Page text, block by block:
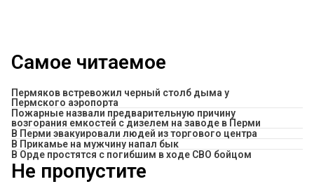
Самое читаемое
Пермяков встревожил черный столб дыма у
Пермского аэропорта
Пожарные назвали предварительную причину
возгорания емкостей с дизелем на заводе в Перми
В Перми эвакуировали людей из торгового центра
​В Прикамье на мужчину напал бык
В Орде простятся с погибшим в ходе СВО бойцом
Не пропустите